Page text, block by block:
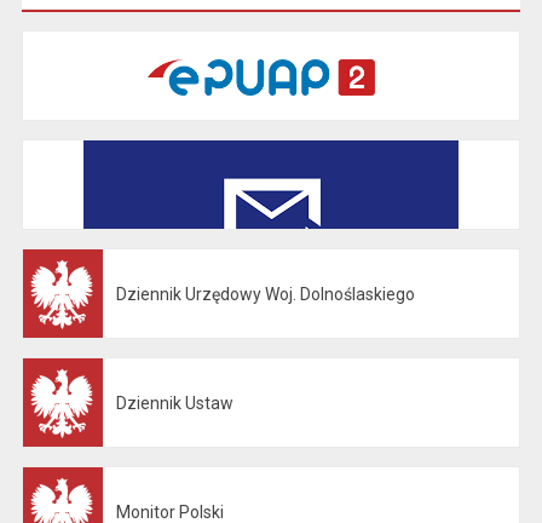
Dziennik Urzędowy Woj. Dolnoślaskiego
Dziennik Ustaw
Monitor Polski